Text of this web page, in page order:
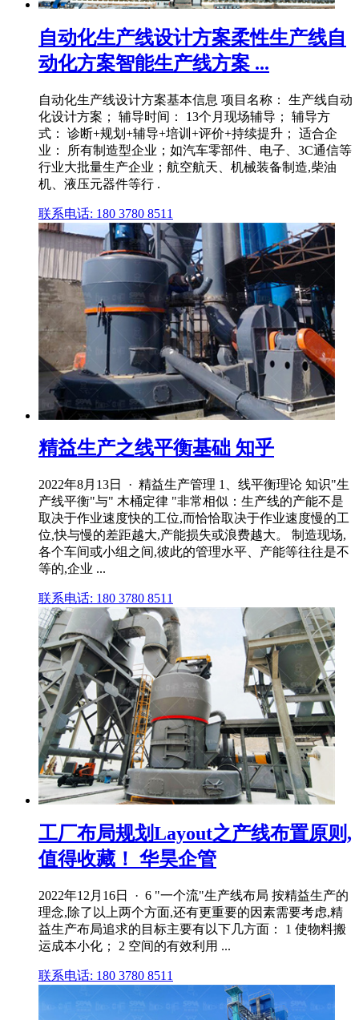
自动化生产线设计方案柔性生产线自
动化方案智能生产线方案 ...
自动化生产线设计方案基本信息 项目名称： 生产线自动
化设计方案； 辅导时间： 13个月现场辅导； 辅导方
式： 诊断+规划+辅导+培训+评价+持续提升； 适合企
业： 所有制造型企业；如汽车零部件、电子、3C通信等
行业大批量生产企业；航空航天、机械装备制造,柴油
机、液压元器件等行 .
联系电话: 180 3780 8511
精益生产之线平衡基础 知乎
2022年8月13日 · 精益生产管理 1、线平衡理论 知识"生
产线平衡"与" 木桶定律 "非常相似：生产线的产能不是
取决于作业速度快的工位,而恰恰取决于作业速度慢的工
位,快与慢的差距越大,产能损失或浪费越大。 制造现场,
各个车间或小组之间,彼此的管理水平、产能等往往是不
等的,企业 ...
联系电话: 180 3780 8511
工厂布局规划Layout之产线布置原则,
值得收藏！ 华昊企管
2022年12月16日 · 6 "一个流"生产线布局 按精益生产的
理念,除了以上两个方面,还有更重要的因素需要考虑,精
益生产布局追求的目标主要有以下几方面： 1 使物料搬
运成本小化； 2 空间的有效利用 ...
联系电话: 180 3780 8511